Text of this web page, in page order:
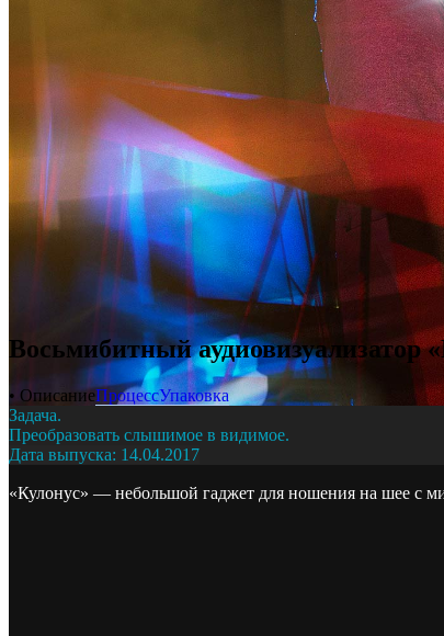
Восьмибитный аудиовизуализатор
• ОписаниеПроцессУпаковка
Задача.
Преобразовать слышимое в видимое.
Дата выпуска: 14.04.2017
«Кулонус» — небольшой гаджет для ношения на шее с